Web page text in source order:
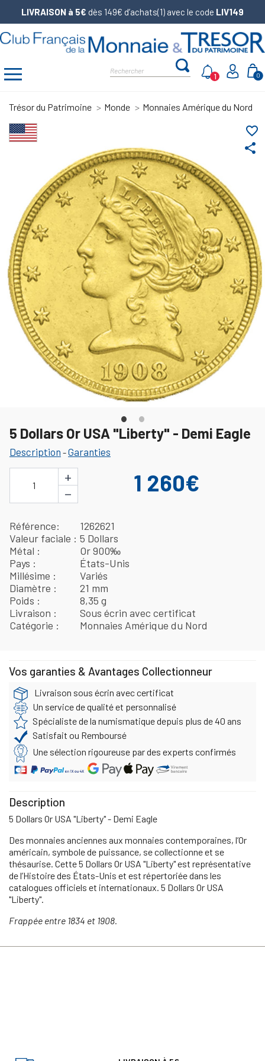
LIVRAISON à 5€ dès 149€ d’achats(1) avec le code LIV149
0
1
Trésor du Patrimoine Monde Monnaies Amérique du Nord
share
favorite_border
5 Dollars Or USA "Liberty" - Demi Eagle
Description -Garanties
1
+
−
1 260€
Référence
1262621
Valeur faciale
5 Dollars
Métal
Or 900‰
Pays
États-Unis
Millésime
Variés
Diamètre
21 mm
Poids
8,35 g
Livraison
Sous écrin avec certificat
Catégorie
Monnaies Amérique du Nord
Vos garanties & Avantages Collectionneur
Livraison sous écrin avec certificat
Un service de qualité et personnalisé
Spécialiste de la numismatique depuis plus de 40 ans
Satisfait ou Remboursé
Une sélection rigoureuse par des experts confirmés
Description
5 Dollars Or USA "Liberty" - Demi Eagle
Des monnaies anciennes aux monnaies contemporaines, l’Or
américain, symbole de puissance, se collectionne et se
thésaurise. Cette 5 Dollars Or USA "Liberty" est représentative
de l’Histoire des États-Unis et est répertoriée dans les
catalogues officiels et internationaux. 5 Dollars Or USA
"Liberty".
Frappée entre 1834 et 1908.